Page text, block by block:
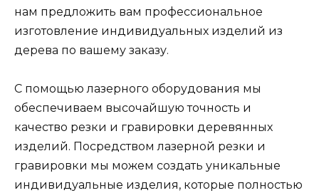
нам предложить вам профессиональное
изготовление индивидуальных изделий из
дерева по вашему заказу.
С помощью лазерного оборудования мы
обеспечиваем высочайшую точность и
качество резки и гравировки деревянных
изделий. Посредством лазерной резки и
гравировки мы можем создать уникальные
индивидуальные изделия, которые полностью